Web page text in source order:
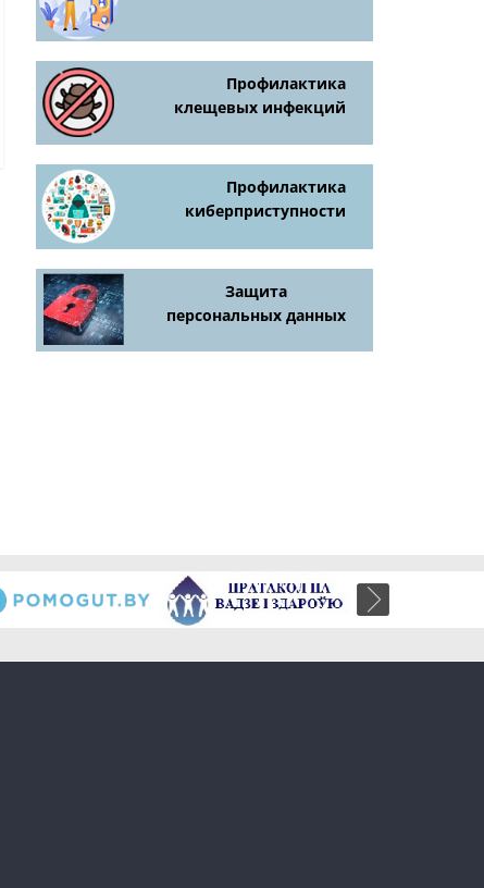
Профилактика
клещевых инфекций
Профилактика
киберприступности
Защита
персональных данных